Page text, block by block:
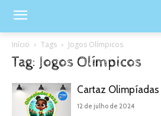
Início Tags Jogos Olímpicos
Tag: Jogos Olímpicos
Cartaz Olimpíadas
12 de julho de 2024